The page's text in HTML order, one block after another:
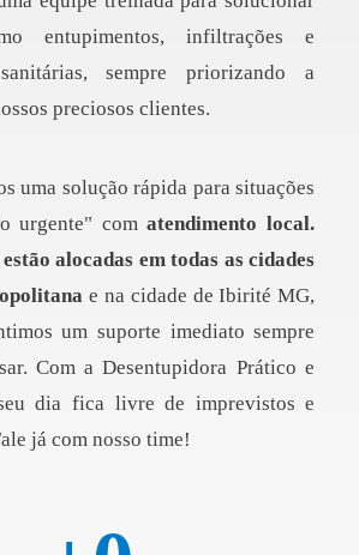
entupimentos, infiltrações e
sempre priorizando a
preciosos clientes.
uma solução rápida para situações
urgente" comatendimento local.
alocadas em todas as cidades
e na cidade de Ibirité MG,
um suporte imediato sempre
Com a Desentupidora Prático e
dia fica livre de imprevistos e
já com nosso time!